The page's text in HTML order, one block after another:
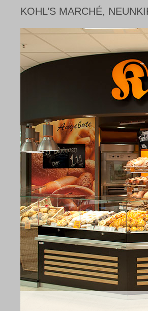
KOHL’S MARCHÉ,